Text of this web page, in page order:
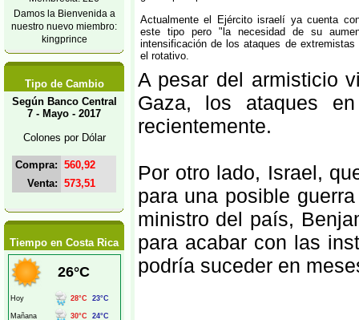
Damos la Bienvenida a
nuestro nuevo miembro:
kingprince
Tipo de Cambio
Según Banco Central
7 - Mayo - 2017
Colones por Dólar
Compra: 560,92
Venta: 573,51
Tiempo en Costa Rica
Actualmente el Ejército israelí ya cuenta
este tipo pero "la necesidad de su
intensificación de los ataques de extremistas
el rotativo.
A pesar del armisticio
Gaza, los ataques
recientemente.
Por otro lado, Israel,
para una posible
ministro del país,
para acabar con las
podría suceder en